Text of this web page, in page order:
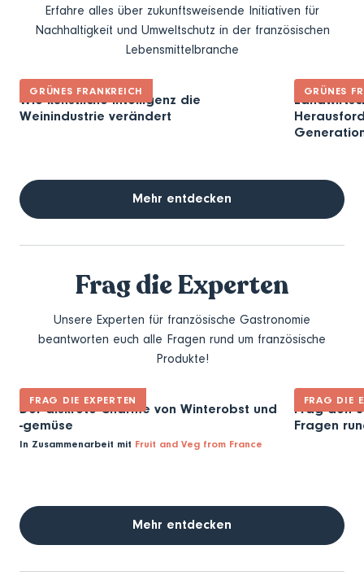
Erfahre alles über zukunftsweisende Initiativen für
Nachhaltigkeit und Umweltschutz in der französischen
Lebensmittelbranche
GRÜNES FRANKREICH
Wie künstliche Intelligenz die
Weinindustrie verändert
GRÜNES
Mehr entdecken
Frag die Experten
Unsere Experten für französische Gastronomie
beantworten euch alle Fragen rund um französische
Produkte!
FRAG DIE EXPERTEN
Der diskrete Charme von Winterobst und
-gemüse
In Zusammenarbeit mit Fruit and Veg from France
FRAG DIE
Frag den
Fragen
Mehr entdecken